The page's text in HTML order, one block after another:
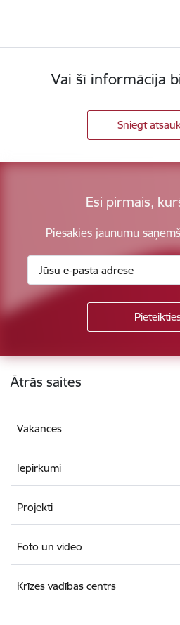
Vai šī informācija
Sniegt
Esi pirmais,
Piesakies jaunumu
Kājene
Ātrās saites
Vakances
Iepirkumi
Projekti
Foto un video
Krīzes vadības centrs